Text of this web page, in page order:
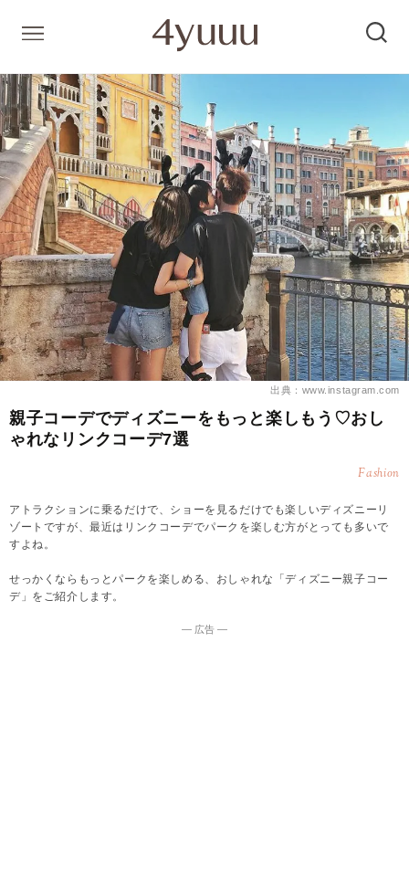
出典：www.instagram.com
親子コーデでディズニーをもっと楽しもう♡おし
ゃれなリンクコーデ7選
Fashion
アトラクションに乗るだけで、ショーを見るだけでも楽しいディズニーリ
ゾートですが、最近はリンクコーデでパークを楽しむ方がとっても多いで
すよね。
せっかくならもっとパークを楽しめる、おしゃれな「ディズニー親子コー
デ」をご紹介します。
― 広告 ―